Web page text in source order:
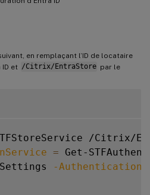
en remplaçant l’ID de locataire
ID et /Citrix/EntraStore par le
/Citrix/
= Get-
-